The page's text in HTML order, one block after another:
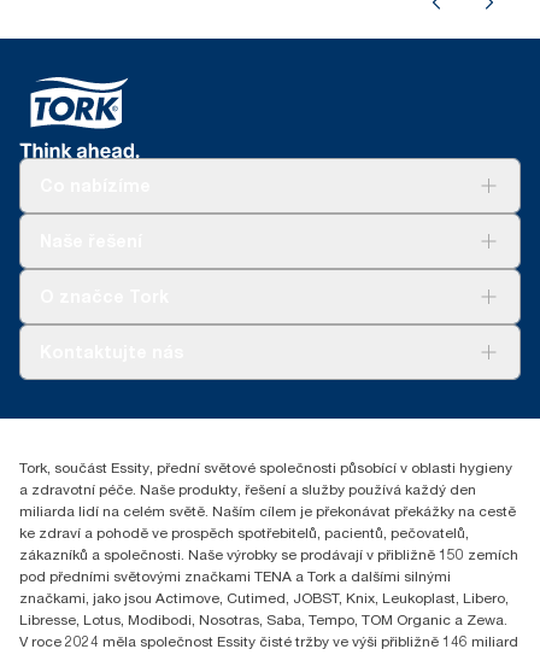
reception.prague@essity.com
Praha 8, Karlin, Sokolovská 100/94
186 00 Česká republika
Tork, součást Essity, přední světové společnosti působící v oblasti hygieny
a zdravotní péče. Naše produkty, řešení a služby používá každý den
miliarda lidí na celém světě. Naším cílem je překonávat překážky na cestě
ke zdraví a pohodě ve prospěch spotřebitelů, pacientů, pečovatelů,
zákazníků a společnosti. Naše výrobky se prodávají v přibližně 150 zemích
pod předními světovými značkami TENA a Tork a dalšími silnými
značkami, jako jsou Actimove, Cutimed, JOBST, Knix, Leukoplast, Libero,
Libresse, Lotus, Modibodi, Nosotras, Saba, Tempo, TOM Organic a Zewa.
V roce 2024 měla společnost Essity čisté tržby ve výši přibližně 146 miliard